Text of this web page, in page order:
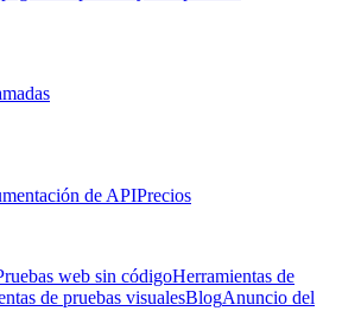
de APIPrecios
web sin códigoHerramientas de
de pruebas visualesBlogAnuncio del